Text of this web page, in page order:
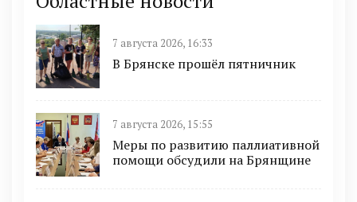
7 августа 2026, 16:33
В Брянске прошёл пятничник
7 августа 2026, 15:55
Меры по развитию паллиативной
помощи обсудили на Брянщине